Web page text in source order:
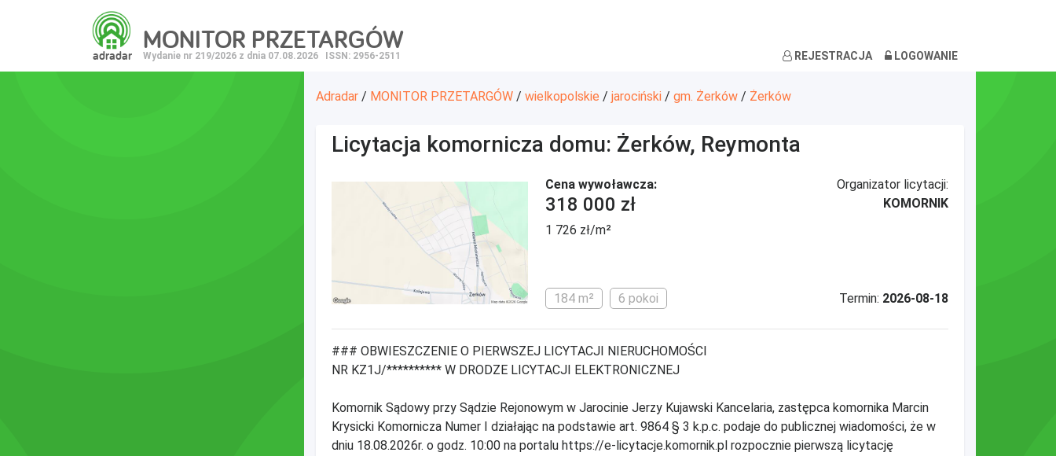
adradar
MONITOR PRZETARGÓW
Wydanie nr 219/2026 z dnia 07.08.2026 ISSN: 2956-2511 REJESTRACJA LOGOWANIE
Adradar / MONITOR PRZETARGÓW / wielkopolskie / jarociński / gm. Żerków / Żerków
Licytacja komornicza domu: Żerków, Reymonta
Cena wywoławcza:
318 000 zł
1 726 zł/m²
184 m² 6 pokoi
Organizator licytacji:
KOMORNIK
Termin: 2026-08-18
### OBWIESZCZENIE O PIERWSZEJ LICYTACJI NIERUCHOMOŚCI
NR KZ1J/********** W DRODZE LICYTACJI ELEKTRONICZNEJ
Komornik Sądowy przy Sądzie Rejonowym w Jarocinie Jerzy Kujawski Kancelaria, zastępca komornika Marcin
Krysicki Komornicza Numer I działając na podstawie art. 9864 § 3 k.p.c. podaje do publicznej wiadomości, że w
dniu 18.08.2026r. o godz. 10:00 na portalu https://e-licytacje.komornik.pl rozpocznie pierwszą licytację